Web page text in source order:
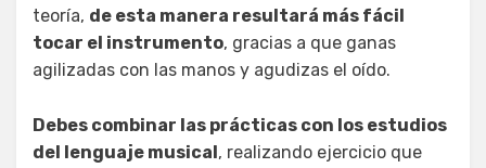
teoría, de esta manera resultará más fácil
tocar el instrumento, gracias a que ganas
agilizadas con las manos y agudizas el oído.
Debes combinar las prácticas con los estudios
del lenguaje musical, realizando ejercicio que